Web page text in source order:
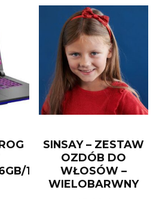
1TB/NoOS
SINSAY – ZESTAW
OZDÓB DO
WŁOSÓW –
WIELOBARWNY